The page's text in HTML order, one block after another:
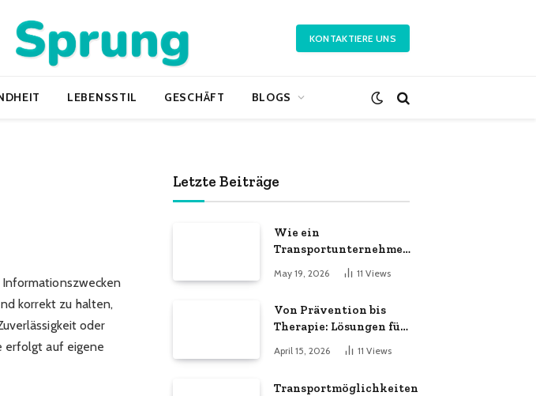
KONTAKTIERE UNS
LEBENSSTIL GESCHÄFT BLOGS
korrekt zu halten,
oder
erfolgt auf eigene
Letzte Beiträge
Wie ein
Transportunternehmen
Logistiklösungen
May 19, 2026 11 Views
Von Prävention bis
Therapie: Lösungen für
ein aktives Leben
April 15, 2026 11 Views
Transportmöglichkeiten